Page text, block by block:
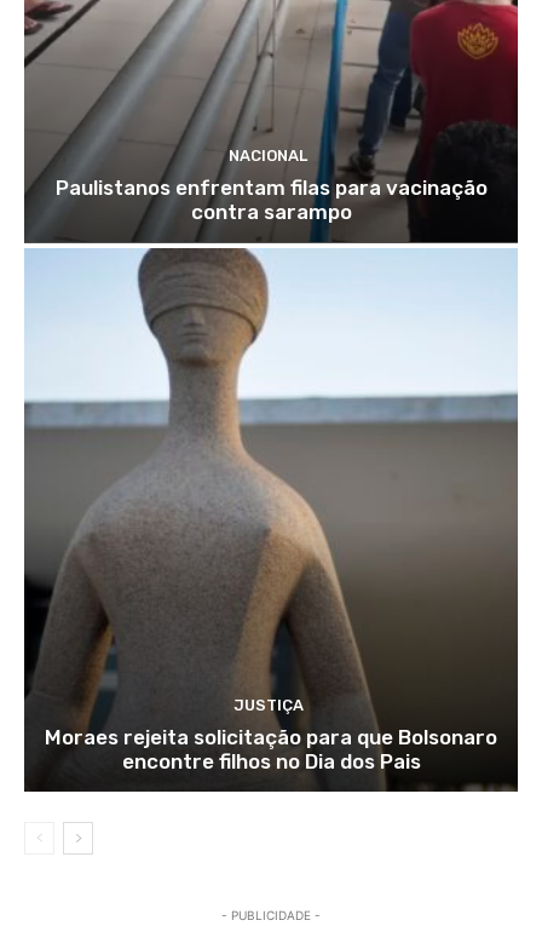
NACIONAL
Paulistanos enfrentam filas para vacinação
contra sarampo
JUSTIÇA
Moraes rejeita solicitação para que Bolsonaro
encontre filhos no Dia dos Pais
- PUBLICIDADE -